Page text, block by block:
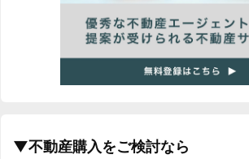
▼不動産購入をご検討なら